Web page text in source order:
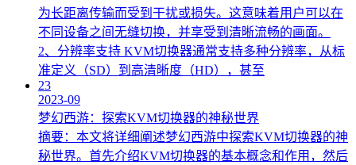
为长距离传输而受到干扰或损失。这意味着用户可以在
不同设备之间无缝切换，并享受到清晰流畅的画面。
2、分辨率支持 KVM切换器通常支持多种分辨率，从标
准定义（SD）到高清晰度（HD），甚至
23
2023-09
梦幻西游：探索KVM切换器的神秘世界
摘要：本文将详细阐述梦幻西游中探索KVM切换器的神
秘世界。首先介绍KVM切换器的基本概念和作用，然后